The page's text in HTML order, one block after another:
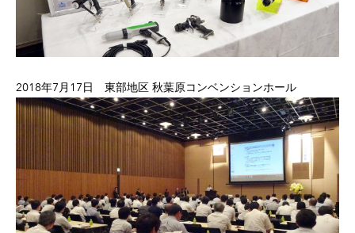
2018年7月17日 東部地区 秋葉原コンベンションホール